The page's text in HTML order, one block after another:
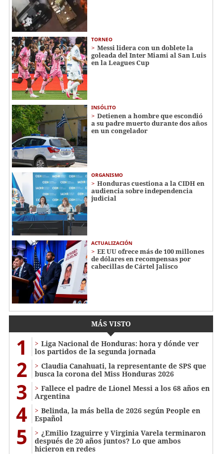
TORNEO
Messi lidera con un doblete la
goleada del Inter Miami al San Luis
en la Leagues Cup
INSÓLITO
Detienen a hombre que escondió
a su padre muerto durante dos años
en un congelador
ORGANISMO
Honduras cuestiona a la CIDH en
audiencia sobre independencia
judicial
ACTUALIZACIÓN
EE UU ofrece más de 100 millones
de dólares en recompensas por
cabecillas de Cártel Jalisco
MÁS VISTO
1
Liga Nacional de Honduras: hora y dónde ver
los partidos de la segunda jornada
2
Claudia Canahuati, la representante de SPS que
busca la corona del Miss Honduras 2026
3
Fallece el padre de Lionel Messi a los 68 años en
Argentina
4
Belinda, la más bella de 2026 según People en
Español
5
¿Emilio Izaguirre y Virginia Varela terminaron
después de 20 años juntos? Lo que ambos
hicieron en redes